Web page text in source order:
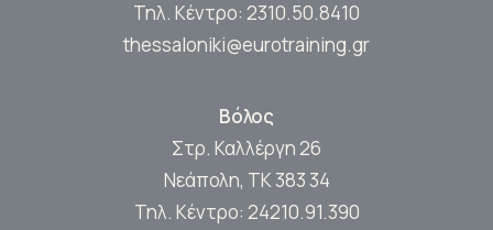
Τηλ. Κέντρο: 2310.50.8410
thessaloniki@eurotraining.gr
Βόλος
Στρ. Καλλέργη 26
Νεάπολη, ΤΚ 383 34
Τηλ. Κέντρο: 24210.91.390